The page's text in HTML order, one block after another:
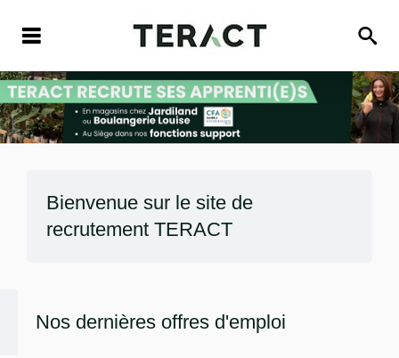
Bienvenue sur le site de
recrutement TERACT
Nos dernières offres d'emploi